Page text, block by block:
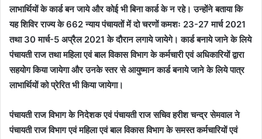
लाभार्थियों के कार्ड बन जाये और कोई भी बिना कार्ड के न रहे। उन्होंने बताया कि
यह शिविर राज्य के 662 न्याय पंचायतों में दो चरणों कमशः 23-27 मार्च 2021
तथा 30 मार्च-5 अप्रैल 2021 के दौरान लगाये जायेगे। कार्ड बनाये जाने के लिये
पंचायती राज तथा महिला एवं बाल विकास विभाग के कर्मचारी एवं अधिकारियों द्वारा
सहयोग किया जायेगा और उनके स्तर से आयुष्मान कार्ड बनाये जाने के लिये पात्र
लाभार्थियों को प्रेरित भी किया जायेगा।
पंचायती राज विभाग के निदेशक एवं पंचायती राज सचिव हरीश चन्द्र सेमवाल ने
पंचायती राज विभाग एवं महिला एवं बाल विकास विभाग के समस्त कर्मचारियों एवं